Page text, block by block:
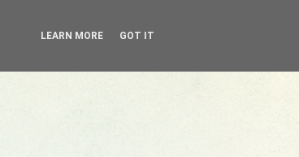
LEARN MORE GOT IT